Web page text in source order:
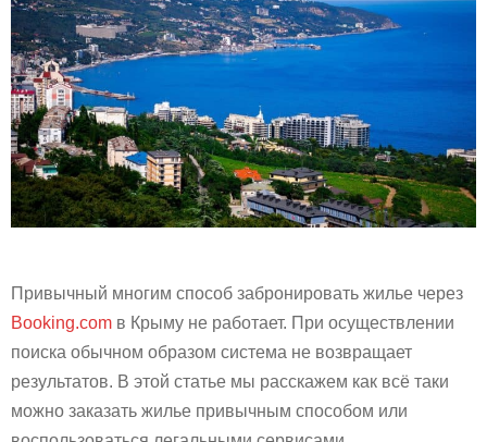
Привычный многим способ забронировать жилье через
Booking.com в Крыму не работает. При осуществлении
поиска обычном образом система не возвращает
результатов. В этой статье мы расскажем как всё таки
можно заказать жилье привычным способом или